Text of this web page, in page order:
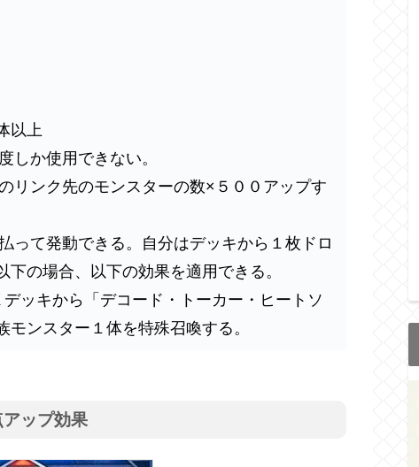
以上
しか使用できない。
リンク先のモンスターの数×５００アップす
って発動できる。 自分はデッキから１枚ドロ
の場合、以下の効果を適用できる。
デッキから「デコード・トーカー・ヒートソ
ンスター１体を特殊召喚する。
ップ効果